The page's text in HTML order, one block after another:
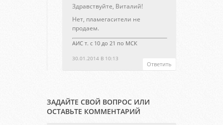
30.01.2014 В 10:13
Здравствуйте, Виталий!
Нет, пламегасители не
продаем.
АИС т. с 10 до 21 по МСК
Ответить
ЗАДАЙТЕ СВОЙ ВОПРОС ИЛИ
ОСТАВЬТЕ КОММЕНТАРИЙ